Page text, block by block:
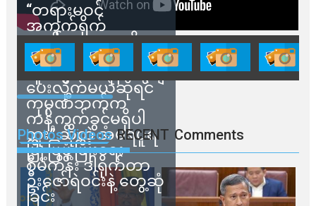
“တရားမဝင်
အကွက်ရိုက်
ရောင်းချမှုတွေကို
သက်ဆိုင်ရာတာဝန်ရှိ
သူတွေက ဂရန်တွေချ
ပေးလိုက်မယ်ဆိုရင်
ကုမ္ပဏီဘက်က
ကန့်ကွက်ခွင့်မရှိပါ
ဘူး” ဆိုတဲ့ အမရပူရ
မြို့ပြဖွံ့ဖြိုးရေး
စီမံကိန်း ဒါရိုက်တာ
ဦးဇော်ရဲဝင်းနဲ့ တွေ့ဆုံ
ခြင်း
Photos Videos RECENT Comments